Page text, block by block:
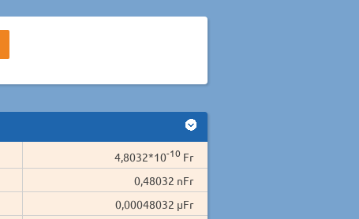
4,8032*10-10 Fr
0,48032 nFr
0,00048032 µFr